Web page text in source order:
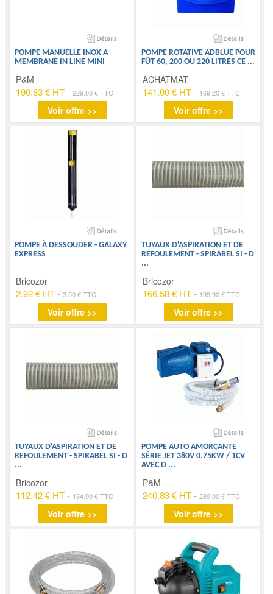
POMPE MANUELLE INOX A
MEMBRANE IN LINE MINI
P&M
190.83 € HT -229.00 € TTC
Voir offre >>
POMPE ROTATIVE ADBLUE POUR
FÛT 60, 200 OU 220 LITRES CE ...
ACHATMAT
141.00 € HT- 169.20 € TTC
Voir offre >>
POMPE À DESSOUDER - GALAXY
EXPRESS
Bricozor
2.92 € HT -3.50 € TTC
Voir offre >>
TUYAUX D'ASPIRATION ET DE
REFOULEMENT - SPIRABEL SI - D
...
Bricozor
166.58 € HT- 199.90 € TTC
Voir offre >>
TUYAUX D'ASPIRATION ET DE
REFOULEMENT - SPIRABEL SI - D
...
Bricozor
112.42 € HT - 134.90 € TTC
Voir offre >>
POMPE AUTO AMORÇANTE
SÉRIE JET 380V 0.75KW / 1CV
AVEC D ...
P&M
240.83 € HT- 289.00 € TTC
Voir offre >>